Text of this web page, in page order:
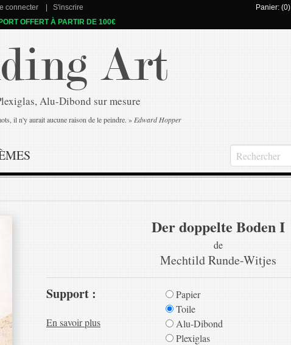
connecter S'inscrire
Panier: (0)
OFFERT À PARTIR DE 100€
Art
Alu-Dibond sur mesure
il n'y aurait aucune raison de le peindre. » Edward Hopper
Der doppelte Boden I
de
Mechtild Runde-Witjes
Support :
En savoir plus
Papier
Toile
Alu-Dibond
Plexiglas